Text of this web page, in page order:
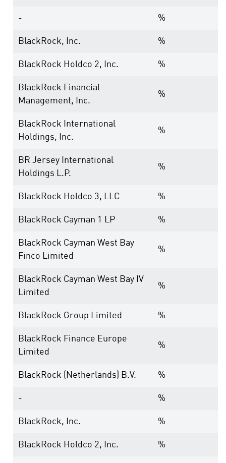
- %
BlackRock, Inc. %
BlackRock Holdco 2, Inc. %
BlackRock Financial
Management, Inc.
%
BlackRock International
Holdings, Inc.
%
BR Jersey International
Holdings L.P.
%
BlackRock Holdco 3, LLC %
BlackRock Cayman 1 LP %
BlackRock Cayman West Bay
Finco Limited
%
BlackRock Cayman West Bay IV
Limited
%
BlackRock Group Limited %
BlackRock Finance Europe
Limited
%
BlackRock (Netherlands) B.V. %
- %
BlackRock, Inc. %
BlackRock Holdco 2, Inc. %